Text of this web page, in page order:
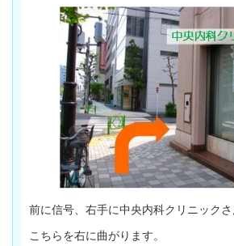
前に信号、右手に中央内科クリニックさ
こちらを右に曲がります。